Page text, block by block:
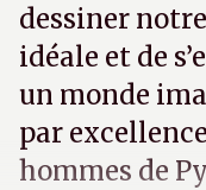
dessiner
idéale et de
un monde
par
hommes de